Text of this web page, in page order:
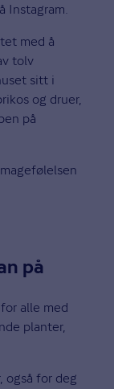
Instagram.
med å
tolv
sitt i
og druer,
på
på
alle med
planter,
også for deg